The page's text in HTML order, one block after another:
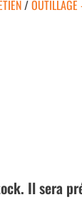
/
Il sera